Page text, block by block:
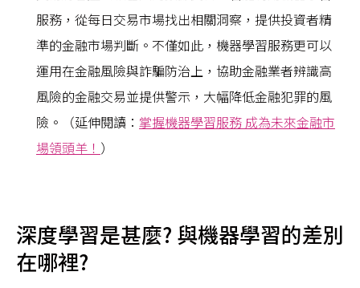
服務，從每日交易市場找出相關洞察，提供投資者精
準的金融市場判斷。不僅如此，機器學習服務更可以
運用在金融風險與詐騙防治上，協助金融業者辨識高
風險的金融交易並提供警示，大幅降低金融犯罪的風
險。（延伸閱讀： 掌握機器學習服務 成為未來金融市
場領頭羊！ ）
深度學習是甚麼? 與機器學習的差別
在哪裡?